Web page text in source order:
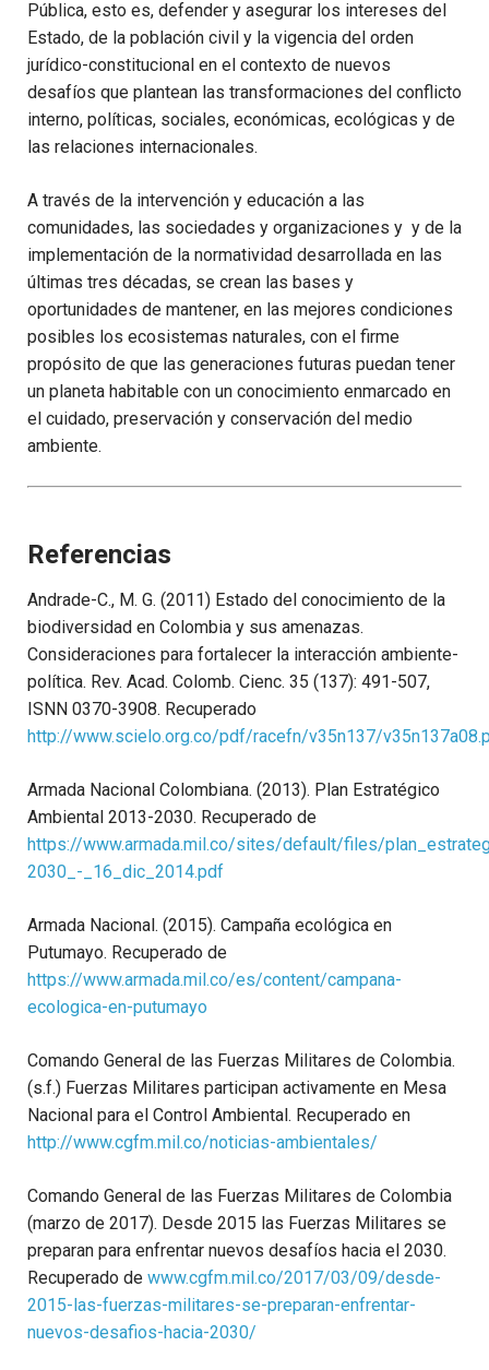
Pública, esto es, defender y asegurar los intereses del
Estado, de la población civil y la vigencia del orden
jurídico-constitucional en el contexto de nuevos
desafíos que plantean las transformaciones del conflicto
interno, políticas, sociales, económicas, ecológicas y de
las relaciones internacionales.
A través de la intervención y educación a las
comunidades, las sociedades y organizaciones y y de la
implementación de la normatividad desarrollada en las
últimas tres décadas, se crean las bases y
oportunidades de mantener, en las mejores condiciones
posibles los ecosistemas naturales, con el firme
propósito de que las generaciones futuras puedan tener
un planeta habitable con un conocimiento enmarcado en
el cuidado, preservación y conservación del medio
ambiente.
Referencias
Andrade-C., M. G. (2011) Estado del conocimiento de la
biodiversidad en Colombia y sus amenazas.
Consideraciones para fortalecer la interacción ambiente-
política. Rev. Acad. Colomb. Cienc. 35 (137): 491-507,
ISNN 0370-3908. Recuperado
http://www.scielo.org.co/pdf/racefn/v35n137/
Armada Nacional Colombiana. (2013). Plan Estratégico
Ambiental 2013-2030. Recuperado de
https://www.armada.mil.co/sites/default/files/
2030_-_16_dic_2014.pdf
Armada Nacional. (2015). Campaña ecológica en
Putumayo. Recuperado de
https://www.armada.mil.co/es/content/campana-
ecologica-en-putumayo
Comando General de las Fuerzas Militares de Colombia.
(s.f.) Fuerzas Militares participan activamente en Mesa
Nacional para el Control Ambiental. Recuperado en
http://www.cgfm.mil.co/noticias-ambientales/
Comando General de las Fuerzas Militares de Colombia
(marzo de 2017). Desde 2015 las Fuerzas Militares se
preparan para enfrentar nuevos desafíos hacia el 2030.
Recuperado de www.cgfm.mil.co/2017/03/09/desde-
2015-las-fuerzas-militares-se-preparan-enfrentar-
nuevos-desafios-hacia-2030/